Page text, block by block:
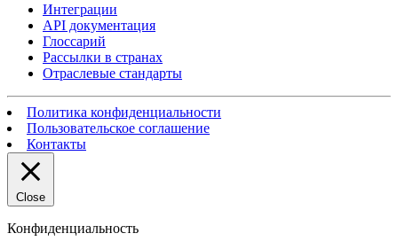
Интеграции
API документация
Глоссарий
Рассылки в странах
Отраслевые стандарты
Политика конфиденциальности
Пользовательское соглашение
Контакты
Close
Конфиденциальность